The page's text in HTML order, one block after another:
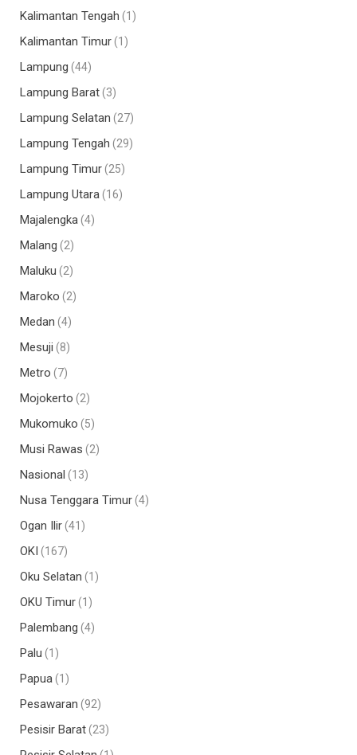
Kalimantan Tengah (1)
Kalimantan Timur(1)
Lampung (44)
Lampung Barat(3)
Lampung Selatan (27)
Lampung Tengah (29)
Lampung Timur(25)
Lampung Utara(16)
Majalengka(4)
Malang (2)
Maluku (2)
Maroko (2)
Medan (4)
Mesuji (8)
Metro (7)
Mojokerto (2)
Mukomuko (5)
Musi Rawas (2)
Nasional (13)
Nusa Tenggara Timur(4)
Ogan Ilir(41)
OKI (167)
Oku Selatan (1)
OKU Timur(1)
Palembang (4)
Palu (1)
Papua(1)
Pesawaran (92)
Pesisir Barat(23)